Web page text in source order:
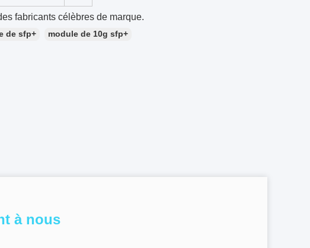
fabricants célèbres de marque.
de sfp+ module de 10g sfp+
à nous